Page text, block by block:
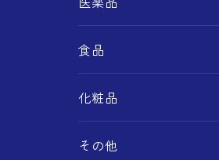
食品
化粧品
その他